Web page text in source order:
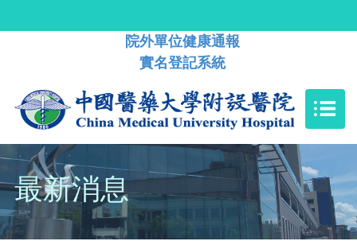
院外單位健康通報
實名登記系統
最新消息